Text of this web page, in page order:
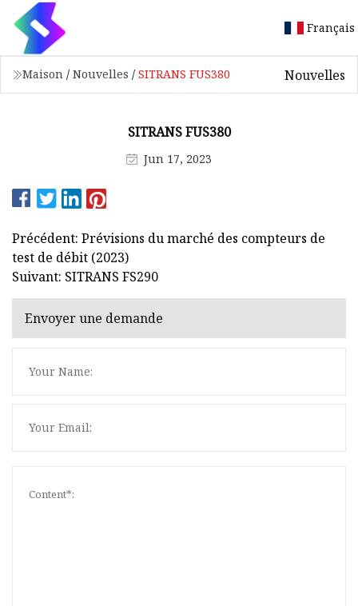
Français
Maison / Nouvelles / SITRANS FUS380 Nouvelles
SITRANS FUS380
Jun 17, 2023
Précédent: Prévisions du marché des compteurs de
test de débit (2023)
Suivant: SITRANS FS290
Envoyer une demande